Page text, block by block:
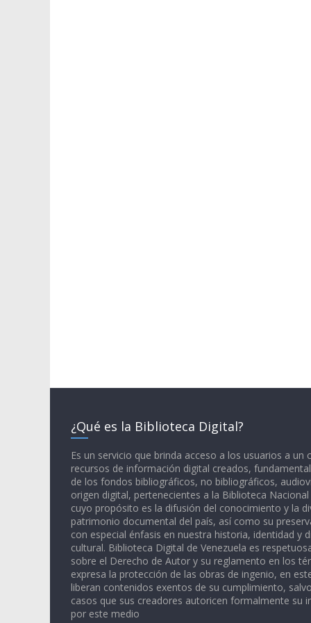
¿Qué es la Biblioteca Digital?
Es un servicio que brinda acceso a los usuarios a un
recursos de información digital creados,
de los fondos bibliográficos, no bibliográficos,
origen digital, pertenecientes a la Biblioteca Nacional
cuyo propósito es la difusión del conocimiento y la
patrimonio documental del país, así como su
con especial énfasis en nuestra historia, identidad y
cultural. Biblioteca Digital de Venezuela es
sobre el Derecho de Autor y su reglamento en los
expresa la protección de las obras de ingenio, en
liberan contenidos exentos de su cumplimiento,
casos que sus creadores autoricen formalmente su
por este medio